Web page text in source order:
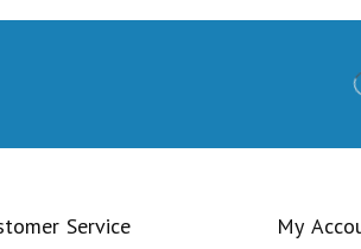
Service My